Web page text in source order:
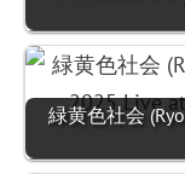
緑黄色社会